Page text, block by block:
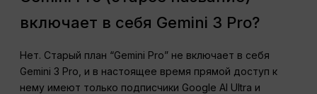
включает в себя Gemini 3 Pro?
Нет. Старый план “Gemini Pro” не включает в себя
Gemini 3 Pro, и в настоящее время прямой доступ к
нему имеют только подписчики Google AI Ultra и